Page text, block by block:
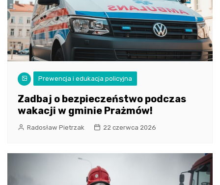
Prewencja i edukacja policyjna
Zadbaj o bezpieczeństwo podczas
wakacji w gminie Prażmów!
Radosław Pietrzak 22 czerwca 2026